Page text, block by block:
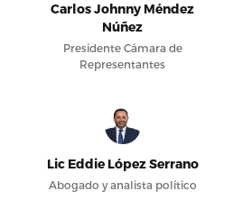
Carlos Johnny Méndez
Núñez
Presidente Cámara de
Representantes
Lic Eddie López Serrano
Abogado y analista político